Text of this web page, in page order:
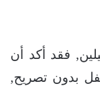
فقد أكد أن
بدون تصريح,